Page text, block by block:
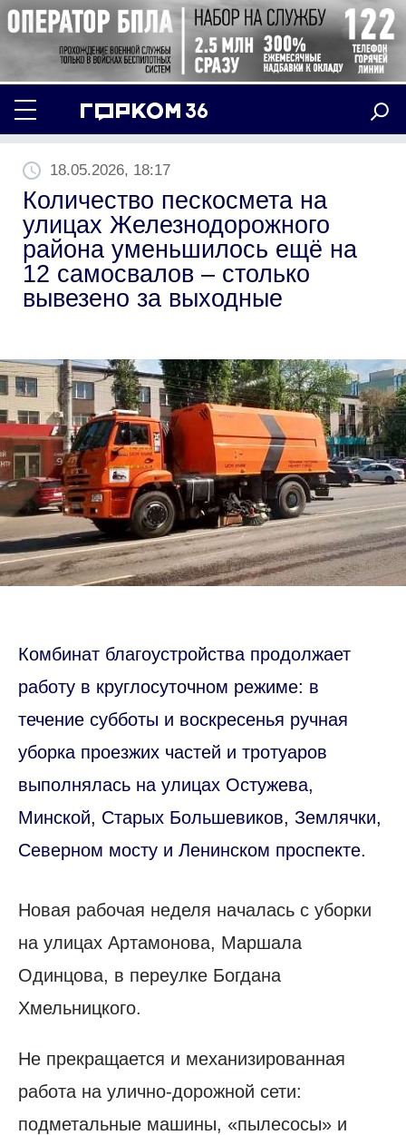
18.05.2026, 18:17
Количество пескосмета на
улицах Железнодорожного
района уменьшилось ещё на
12 самосвалов – столько
вывезено за выходные
Комбинат благоустройства продолжает
работу в круглосуточном режиме: в
течение субботы и воскресенья ручная
уборка проезжих частей и тротуаров
выполнялась на улицах Остужева,
Минской, Старых Большевиков, Землячки,
Северном мосту и Ленинском проспекте.
Новая рабочая неделя началась с уборки
на улицах Артамонова, Маршала
Одинцова, в переулке Богдана
Хмельницкого.
Не прекращается и механизированная
работа на улично-дорожной сети:
подметальные машины, «пылесосы» и